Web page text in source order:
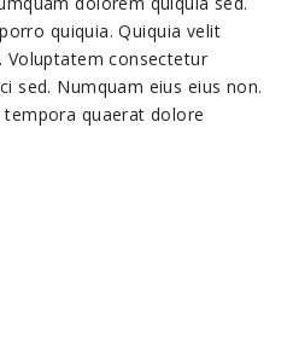
quiquia. Quiquia velit
Voluptatem consectetur
sed. Numquam eius eius non.
tempora quaerat dolore